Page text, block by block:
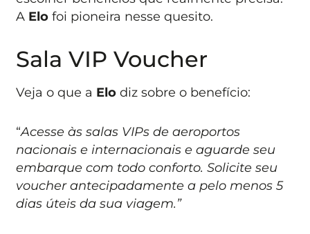
A Elo foi pioneira nesse quesito.
Sala VIP Voucher
Veja o que a Elo diz sobre o benefício:
“Acesse às salas VIPs de aeroportos
nacionais e internacionais e aguarde seu
embarque com todo conforto. Solicite seu
voucher antecipadamente a pelo menos 5
dias úteis da sua viagem.”